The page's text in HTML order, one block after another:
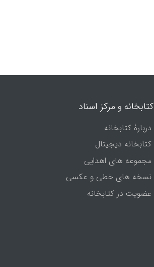
کتابخانه و مرکز اسناد
دربارۀ کتابخانه
کتابخانه دیجیتال
مجموعه های اهدایی
نسخه های خطی و عکسی
عضویت در کتابخانه